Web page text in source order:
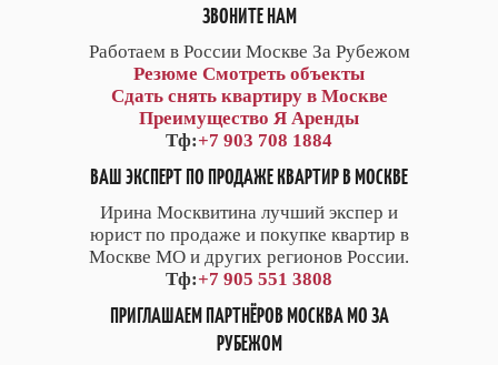
ЗВОНИТЕ НАМ
Работаем в России Москве За Рубежом
Резюме Смотреть объекты
Сдать снять квартиру в Москве
Преимущество Я Аренды
Тф:+7 903 708 1884
ВАШ ЭКСПЕРТ ПО ПРОДАЖЕ КВАРТИР В МОСКВЕ
Ирина Москвитина лучший экспер и
юрист по продаже и покупке квартир в
Москве МО и других регионов России.
Тф:+7 905 551 3808
ПРИГЛАШАЕМ ПАРТНЁРОВ МОСКВА МО ЗА
РУБЕЖОМ